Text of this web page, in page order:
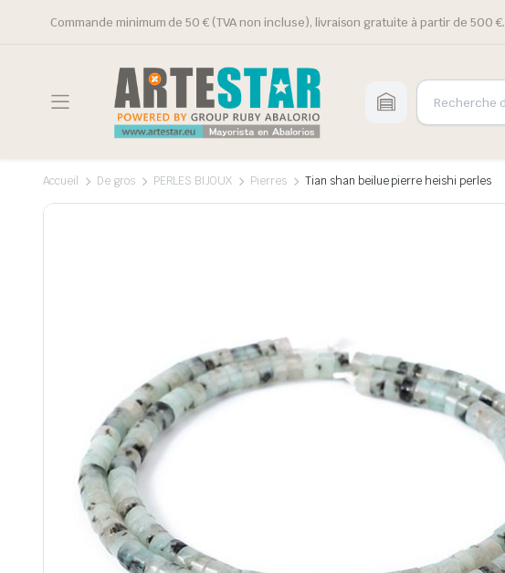
Commande minimum de 50 € (TVA non incluse), livraison gratuite à partir de 500 €.
Accueil De gros PERLES BIJOUX Pierres Tian shan beilue pierre heishi perles